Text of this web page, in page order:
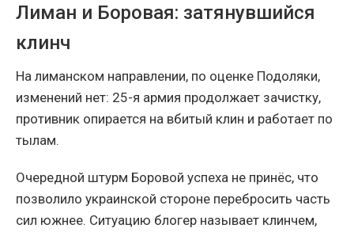
Лиман и Боровая: затянувшийся
клинч
На лиманском направлении, по оценке Подоляки,
изменений нет: 25-я армия продолжает зачистку,
противник опирается на вбитый клин и работает по
тылам.
Очередной штурм Боровой успеха не принёс, что
позволило украинской стороне перебросить часть
сил южнее. Ситуацию блогер называет клинчем,